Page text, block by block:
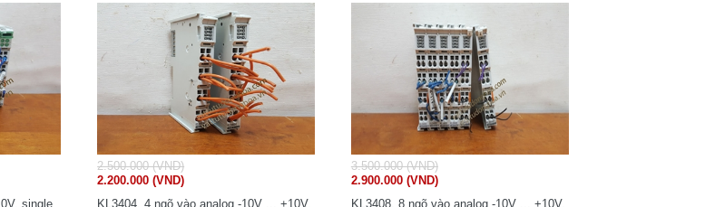
single
2.500.000 (VND)
2.200.000 (VND)
KL3404. 4 ngõ vào analog -10V ... +10V,
3.500.000 (VND)
2.900.000 (VND)
KL3408. 8 ngõ vào analog -10V ... +10V,